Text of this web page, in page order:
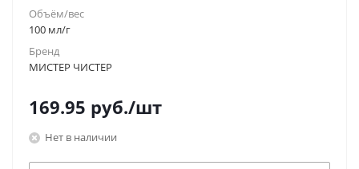
Объём/вес
100 мл/г
Бренд
МИСТЕР ЧИСТЕР
169.95 руб./шт
Нет в наличии